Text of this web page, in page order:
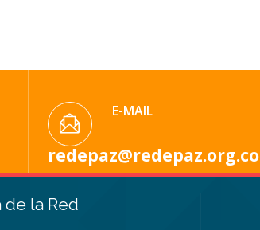
E-MAIL
redepaz@redepaz.org.co
de la Red